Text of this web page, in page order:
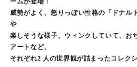
威勢がよく、怒りっぽい性格の「ドナル
や
楽しそうな様子、ウィンクしていて、お
アートなど、
それぞれ2 人の世界観が詰まったコレク